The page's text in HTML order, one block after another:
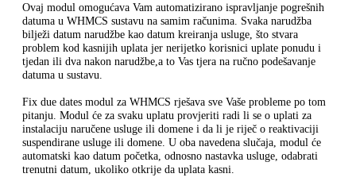
Ovaj modul omogućava Vam automatizirano ispravljanje pogrešnih
datuma u WHMCS sustavu na samim računima. Svaka narudžba
bilježi datum narudžbe kao datum kreiranja usluge, što stvara
problem kod kasnijih uplata jer nerijetko korisnici uplate ponudu i
tjedan ili dva nakon narudžbe,a to Vas tjera na ručno podešavanje
datuma u sustavu.
Fix due dates modul za WHMCS rješava sve Vaše probleme po tom
pitanju. Modul će za svaku uplatu provjeriti radi li se o uplati za
instalaciju naručene usluge ili domene i da li je riječ o reaktivaciji
suspendirane usluge ili domene. U oba navedena slučaja, modul će
automatski kao datum početka, odnosno nastavka usluge, odabrati
trenutni datum, ukoliko otkrije da uplata kasni.